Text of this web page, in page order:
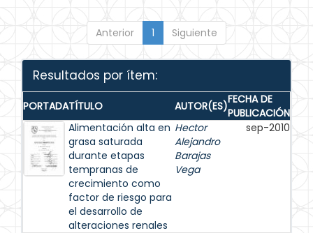
Anterior 1 Siguiente
Resultados por ítem:
PORTADATÍTULO AUTOR(ES)FECHA DE
PUBLICACIÓN
Alimentación alta en
grasa saturada
durante etapas
tempranas de
crecimiento como
factor de riesgo para
el desarrollo de
alteraciones renales
Hector
Alejandro
Barajas
Vega
sep-2010